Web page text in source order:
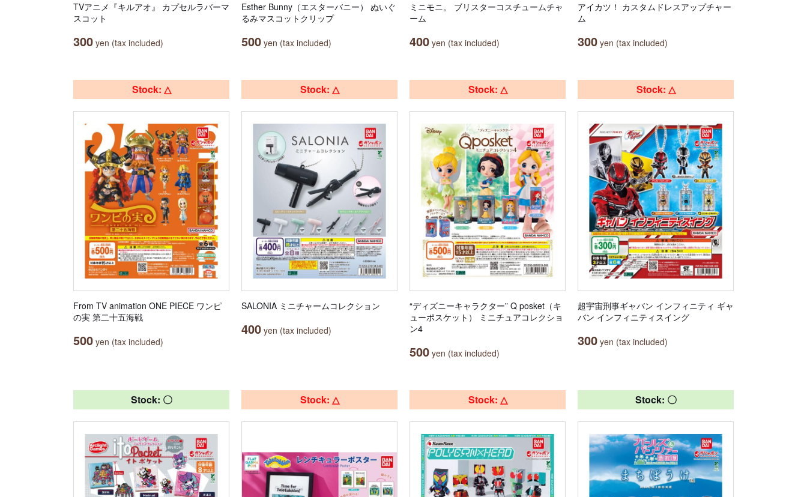
TVアニメ『キルアオ』 カプセルラバーマ
スコット
300 yen (tax included)
Esther Bunny（エスターバニー） ぬいぐ
るみマスコットクリップ
500 yen (tax included)
ミニモニ。 ブリスターコスチュームチャ
ーム
400 yen (tax included)
アイカツ！ カスタムドレスアップチャー
ム
300 yen (tax included)
Stock: △
From TV animation ONE PIECE ワンピ
の実 第二十五海戦
500 yen (tax included)
Stock: △
SALONIA ミニチャームコレクション
400 yen (tax included)
Stock: △
“ディズニーキャラクター” Q posket（キ
ューポスケット） ミニチュアコレクショ
ン4
500 yen (tax included)
Stock: △
超宇宙刑事ギャバン インフィニティ ギャ
バン インフィニティスイング
300 yen (tax included)
Stock: 〇 Stock: △ Stock: △ Stock: 〇